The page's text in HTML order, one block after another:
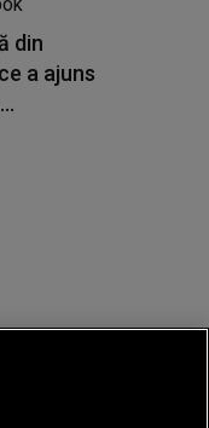
din
a ajuns